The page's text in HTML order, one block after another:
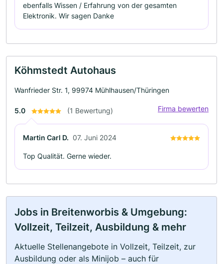
ebenfalls Wissen / Erfahrung von der gesamten
Elektronik. Wir sagen Danke
Köhmstedt Autohaus
Wanfrieder Str. 1, 99974 Mühlhausen/Thüringen
5.0 (1 Bewertung) Firma bewerten
Martin Carl D. 07. Juni 2024
Top Qualität. Gerne wieder.
Jobs in Breitenworbis & Umgebung:
Vollzeit, Teilzeit, Ausbildung & mehr
Aktuelle Stellenangebote in Vollzeit, Teilzeit, zur
Ausbildung oder als Minijob – auch für